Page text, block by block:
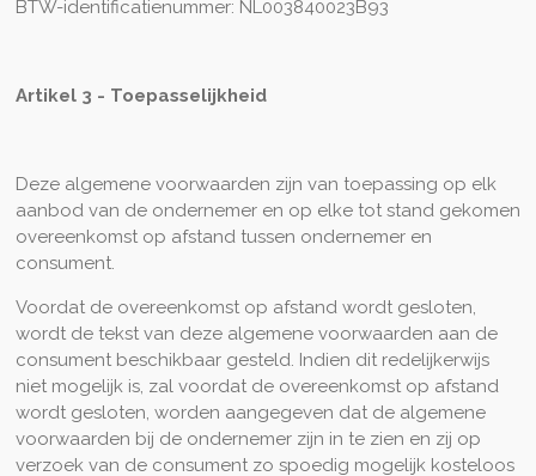
BTW-identificatienummer: NL003840023B93
Artikel 3 - Toepasselijkheid
Deze algemene voorwaarden zijn van toepassing op elk
aanbod van de ondernemer en op elke tot stand gekomen
overeenkomst op afstand tussen ondernemer en
consument.
Voordat de overeenkomst op afstand wordt gesloten,
wordt de tekst van deze algemene voorwaarden aan de
consument beschikbaar gesteld. Indien dit redelijkerwijs
niet mogelijk is, zal voordat de overeenkomst op afstand
wordt gesloten, worden aangegeven dat de algemene
voorwaarden bij de ondernemer zijn in te zien en zij op
verzoek van de consument zo spoedig mogelijk kosteloos